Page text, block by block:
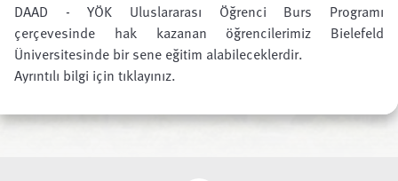
DAAD - YÖK Uluslararası Öğrenci Burs Programı
çerçevesinde hak kazanan öğrencilerimiz Bielefeld
Üniversitesinde bir sene eğitim alabileceklerdir.
Ayrıntılı bilgi için tıklayınız.